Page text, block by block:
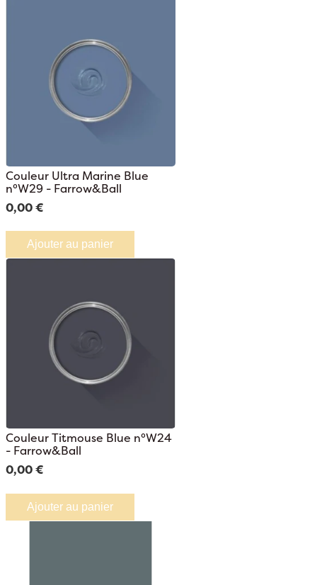
Couleur Ultra Marine Blue
n°W29 - Farrow&Ball
0,00 €
Ajouter au panier
Couleur Titmouse Blue n°W24
- Farrow&Ball
0,00 €
Ajouter au panier